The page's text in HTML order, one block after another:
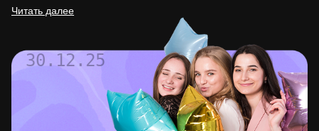
перестала быть вспомогательной. Она напрямую влияет на
Читать далее
30.12.25